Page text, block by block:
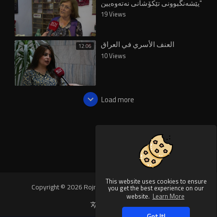
This website uses cookies to ensure
you get the best experience on our
website. Learn More
پێشەنگبوونی تێکۆشانی نەتەوەیین"
19 Views
12:06 العنف الأسري في العراق
10 Views
Load more
Copyright © 2026 Rojnews Video. All rights reserved.
Language